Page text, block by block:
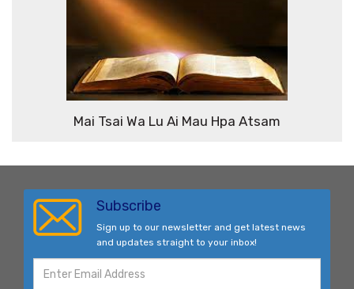
Mai Tsai Wa Lu Ai Mau Hpa Atsam
Subscribe
Sign up to our newsletter and get latest news
and updates straight to your inbox!